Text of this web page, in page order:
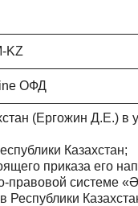
KZ
ОФД
(Ергожин Д.Е.) в
Казахстан;
приказа его
системе